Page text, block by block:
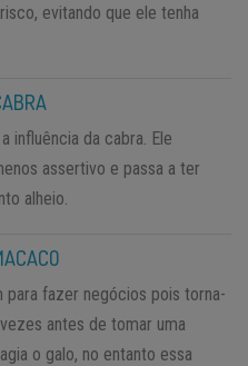
evitando que ele tenha
influência da cabra. Ele
assertivo e passa a ter
alheio.
para fazer negócios pois torna-
antes de tomar uma
o galo, no entanto essa